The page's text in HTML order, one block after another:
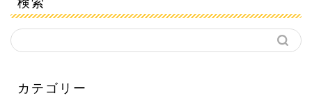
カテゴリー